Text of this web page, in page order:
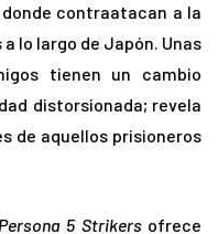
contraatacan a la
lo largo de Japón. Unas
tienen un cambio
distorsionada; revela
de aquellos prisioneros
Persona 5 Strikersofrece